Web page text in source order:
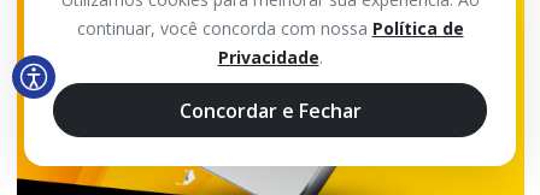
continuar, você concorda com nossa Política de
Privacidade.
Concordar e Fechar